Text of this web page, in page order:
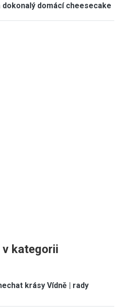
dokonalý domácí cheesecake
v kategorii
krásy Vídně | rady